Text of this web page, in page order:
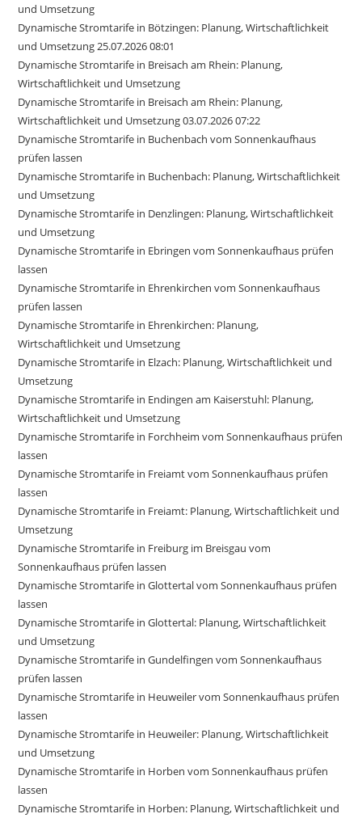
und Umsetzung
Dynamische Stromtarife in Bötzingen: Planung, Wirtschaftlichkeit
und Umsetzung 25.07.2026 08:01
Dynamische Stromtarife in Breisach am Rhein: Planung,
Wirtschaftlichkeit und Umsetzung
Dynamische Stromtarife in Breisach am Rhein: Planung,
Wirtschaftlichkeit und Umsetzung 03.07.2026 07:22
Dynamische Stromtarife in Buchenbach vom Sonnenkaufhaus
prüfen lassen
Dynamische Stromtarife in Buchenbach: Planung, Wirtschaftlichkeit
und Umsetzung
Dynamische Stromtarife in Denzlingen: Planung, Wirtschaftlichkeit
und Umsetzung
Dynamische Stromtarife in Ebringen vom Sonnenkaufhaus prüfen
lassen
Dynamische Stromtarife in Ehrenkirchen vom Sonnenkaufhaus
prüfen lassen
Dynamische Stromtarife in Ehrenkirchen: Planung,
Wirtschaftlichkeit und Umsetzung
Dynamische Stromtarife in Elzach: Planung, Wirtschaftlichkeit und
Umsetzung
Dynamische Stromtarife in Endingen am Kaiserstuhl: Planung,
Wirtschaftlichkeit und Umsetzung
Dynamische Stromtarife in Forchheim vom Sonnenkaufhaus prüfen
lassen
Dynamische Stromtarife in Freiamt vom Sonnenkaufhaus prüfen
lassen
Dynamische Stromtarife in Freiamt: Planung, Wirtschaftlichkeit und
Umsetzung
Dynamische Stromtarife in Freiburg im Breisgau vom
Sonnenkaufhaus prüfen lassen
Dynamische Stromtarife in Glottertal vom Sonnenkaufhaus prüfen
lassen
Dynamische Stromtarife in Glottertal: Planung, Wirtschaftlichkeit
und Umsetzung
Dynamische Stromtarife in Gundelfingen vom Sonnenkaufhaus
prüfen lassen
Dynamische Stromtarife in Heuweiler vom Sonnenkaufhaus prüfen
lassen
Dynamische Stromtarife in Heuweiler: Planung, Wirtschaftlichkeit
und Umsetzung
Dynamische Stromtarife in Horben vom Sonnenkaufhaus prüfen
lassen
Dynamische Stromtarife in Horben: Planung, Wirtschaftlichkeit und